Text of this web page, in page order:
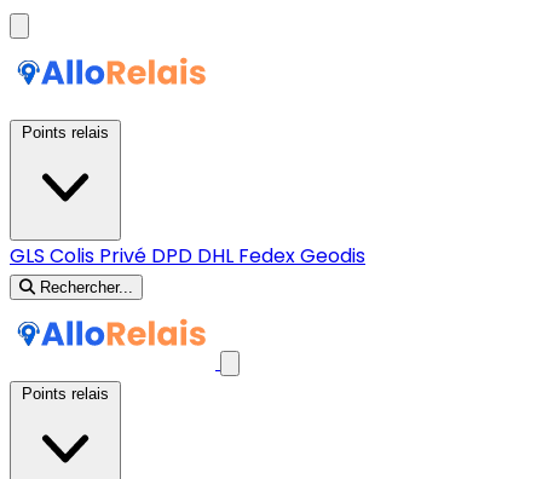
GLS Colis Privé DPD DHL FedexGeodis
Rechercher...